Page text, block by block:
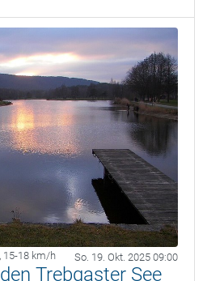
, 15-18 km/h So. 19. Okt. 2025 09:00
Trebgaster See